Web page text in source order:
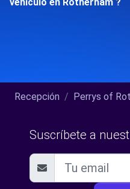
Recepción Perrys of
Suscríbete a